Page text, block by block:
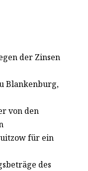
der Zinsen
Blankenburg,
von den
für ein
des